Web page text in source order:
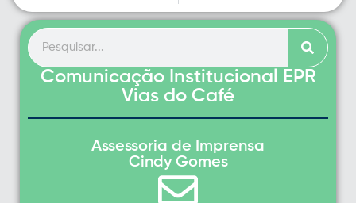
Comunicação Institucional EPR
Vias do Café
Assessoria de Imprensa
Cindy Gomes